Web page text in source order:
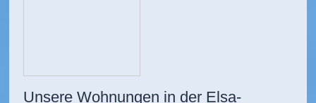
Unsere Wohnungen in der Elsa-